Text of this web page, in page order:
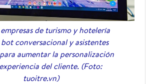
de turismo y hotelería
conversacional y asistentes
aumentar la personalización
del cliente. (Foto:
tuoitre.vn)